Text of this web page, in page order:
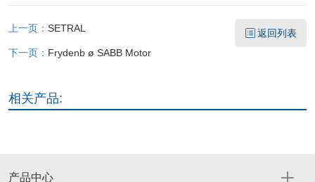
上一页： SETRAL
下一页： Frydenb ø SABB Motor
返回列表
相关产品:
产品中心